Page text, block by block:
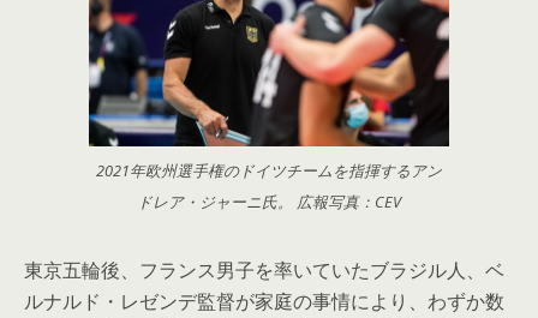
2021年欧州選手権のドイツチームを指揮するアン
ドレア・ジャーニ氏。 広報写真：CEV
東京五輪後、フランス男子を率いていたブラジル人、ベ
ルナルド・レゼンデ監督が家庭の事情により、わずか数